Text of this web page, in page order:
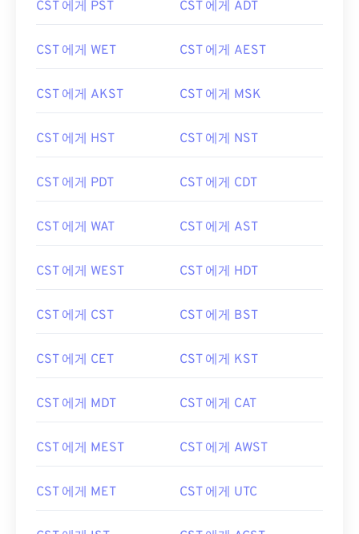
CST 에게 PST CST 에게 ADT
CST 에게 WET CST 에게 AEST
CST 에게 AKST CST 에게 MSK
CST 에게 HST CST 에게 NST
CST 에게 PDT CST 에게 CDT
CST 에게 WAT CST 에게 AST
CST 에게 WEST CST 에게 HDT
CST 에게 CST CST 에게 BST
CST 에게 CET CST 에게 KST
CST 에게 MDT CST 에게 CAT
CST 에게 MEST CST 에게 AWST
CST 에게 MET CST 에게 UTC